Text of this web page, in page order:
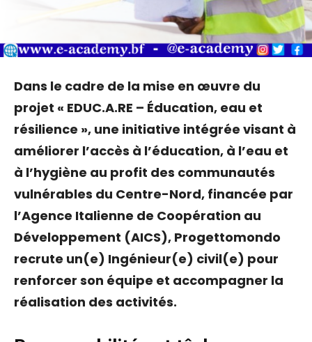
Dans le cadre de la mise en œuvre du
projet « EDUC.A.RE – Éducation, eau et
résilience », une initiative intégrée visant à
améliorer l’accès à l’éducation, à l’eau et
à l’hygiène au profit des communautés
vulnérables du Centre-Nord, financée par
l’Agence Italienne de Coopération au
Développement (AICS), Progettomondo
recrute un(e) Ingénieur(e) civil(e) pour
renforcer son équipe et accompagner la
réalisation des activités.